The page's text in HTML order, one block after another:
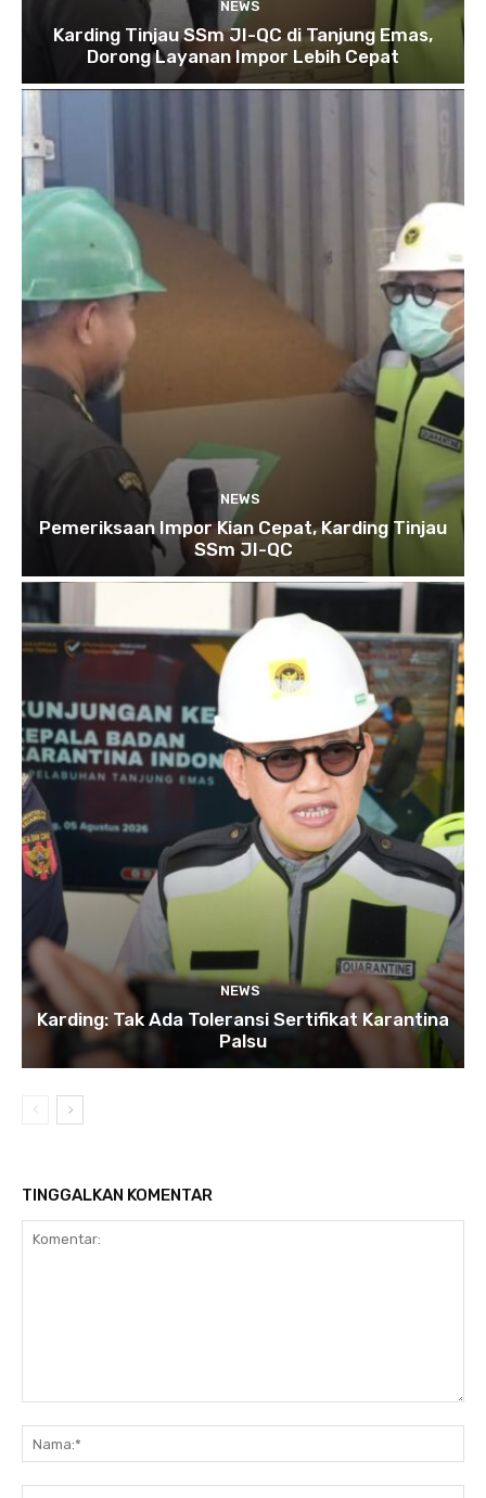
NEWS
Karding Tinjau SSm JI-QC di Tanjung Emas,
Dorong Layanan Impor Lebih Cepat
NEWS
Pemeriksaan Impor Kian Cepat, Karding Tinjau
SSm JI-QC
NEWS
Karding: Tak Ada Toleransi Sertifikat Karantina
Palsu
TINGGALKAN KOMENTAR